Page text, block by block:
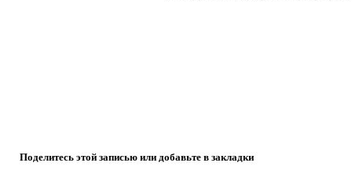
Поделитесь этой записью или добавьте в закладки